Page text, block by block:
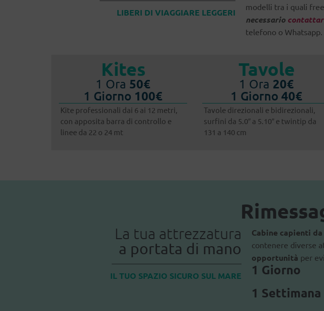
LIBERI DI VIAGGIARE LEGGERI
modelli tra i quali
necessario
telefono o Whatsapp.
Kites
1 Ora 50€
1 Giorno 100€
Kite professionali dai 6 ai 12 metri,
con apposita barra di controllo e
linee da 22 o 24 mt
Tavole
1 Ora 20€
1 Giorno 40€
Tavole direzionali e bidirezionali,
surfini da 5.0″ a 5.10″ e twintip da
131 a 140 cm
La tua attrezzatura
a portata di mano
IL TUO SPAZIO SICURO SUL MARE
Cabine capienti
contenere diverse
opportunità per
1 Giorno
1 Settimana